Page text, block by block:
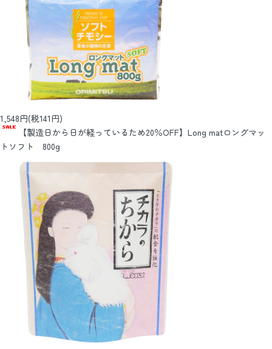
1,548円(税141円)
【製造日から日が経っているため20％OFF】Long matロングマッ
トソフト 800g